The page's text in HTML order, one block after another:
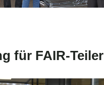
für FAIR-Teiler